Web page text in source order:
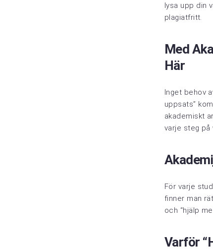
lysa upp din
plagiatfritt.
Med
Här
Inget behov
uppsats”
akademiskt
varje steg på
För varje
finner man
och “hjälp
Varför